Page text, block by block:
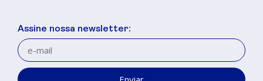
Assine nossa newsletter: